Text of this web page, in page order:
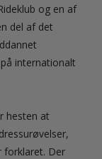
og en af
del af det
internationalt
hesten at
forklaret. Der